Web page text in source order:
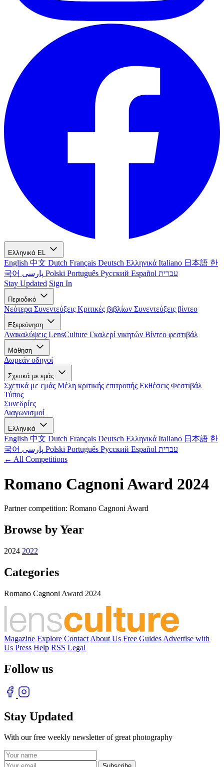
Ελληνικά EL
English 中文 Dutch Français Deutsch Ελληνικά Italiano 日本語 한
국어
Polski Português Русский Español עברית
Stay Updated Sign In
Περιοδικό
Νεότερα Συνεντεύξεις Κριτικές βιβλίων Συνεντεύξεις βίντεο
Εξερεύνηση
Ανακαλύψεις LensCulture Γκαλερί νικητών Βίντεο φεστιβάλ
Μάθηση
Δωρεάν οδηγοί
Σχετικά με εμάς
Σχετικά με εμάς Μέλη κριτικής επιτροπής Εκθέσεις Φεστιβάλ
Τύπος
Συνεδρίες
Διαγωνισμοί
Ελληνικά
English 中文 Dutch Français Deutsch Ελληνικά Italiano 日本語 한
국어
Polski Português Русский Español עברית
← All Competitions
Romano Cagnoni Award 2024
Partner competition: Romano Cagnoni Award
Browse by Year
2024 2022
Categories
Romano Cagnoni Award 2024
Magazine Explore Contact About Us Free Guides Advertise with
Us Press Help RSS Legal
Follow us
Stay Updated
With our free weekly newsletter of great photography